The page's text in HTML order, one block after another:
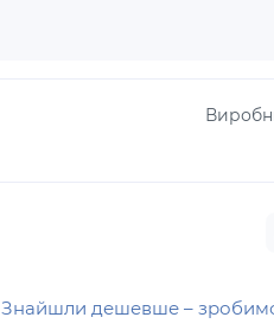
Знайшли дешевше –